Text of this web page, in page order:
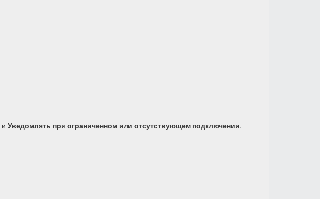
и Уведомлять при ограниченном или отсутствующем подключении.